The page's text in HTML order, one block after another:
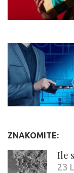
ZNAKOMITE:
Ile
23